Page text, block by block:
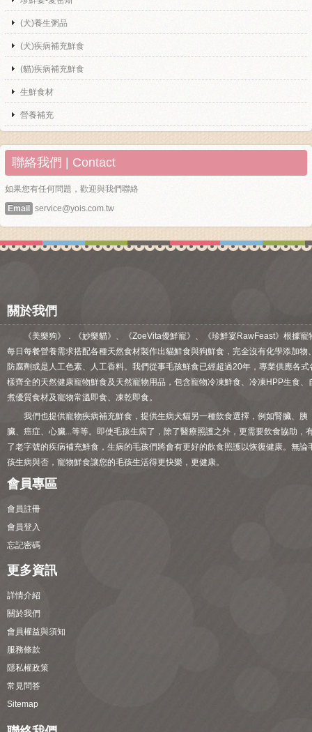
(犬)養生粥品
(犬)疾病補充鮮食
(貓)疾病補充鮮食
生鮮食材
營養補充
聯絡我們 | Contact
如果您有任何問題，歡迎與我們聯絡
Email
service@yois.com.tw
關於我們
《美樂狗》．《妙樂貓》、《ZoeVita優鮮寵》、《珍鮮宴RawFeast》根據寵
每日每餐營養需求搭配各種天然食材製作出貓鮮食與狗鮮食，完全沒有化學添加物
防腐劑或是人工色素、人工香料。我們從事毛孩鮮食已經超過20年，專業供應各式
樣齊全的天然健康寵物鮮食及天然寵物用品，包含寵物冷凍鮮食、冷凍HPP生食、
煮優質食材及寵物常溫即食、凍乾即食。
我們也提供寵物疾病補充鮮食，提供生病犬貓另一種飲食選擇，例如腎臟、胰
臟、癌症、心臟...等等。即使毛孩生病了，除了醫療照護之外，更需要飲食協助，
了老字號的疾病補充鮮食，生病的毛孩們將會有更好的飲食照護以恢復健康。無論
孩生病與否，寵物鮮食讓您的毛孩生活得更快樂，更健康。
會員專區
會員註冊
會員登入
忘記密碼
更多資訊
詳情介紹
關於我們
會員權益與須知
服務條款
隱私權政策
常見問答
Sitemap